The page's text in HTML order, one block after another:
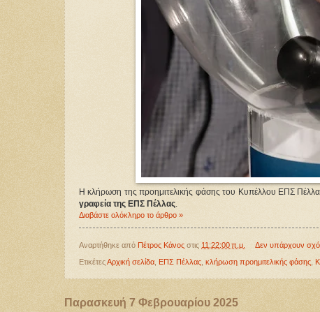
Η κλήρωση της προημιτελικής φάσης του Κυπέλλου ΕΠΣ
γραφεία της ΕΠΣ Πέλλας
Διαβάστε ολόκληρο το άρθρο »
Αναρτήθηκε από Πέτρος Κάνος στις 11:22:00 π.μ. Δεν υπάρχουν
ΕτικέτεςΑρχική σελίδα, ΕΠΣ Πέλλας, κλήρωση προημιτελικής φάσης,
Παρασκευή 7 Φεβρουαρίου 2025